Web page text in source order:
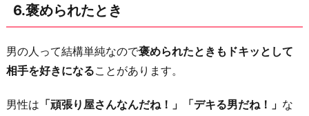
6.褒められたとき
男の人って結構単純なので褒められたときもドキッとして
相手を好きになることがあります。
男性は 「頑張り屋さんなんだね！」「デキる男だね！」 な